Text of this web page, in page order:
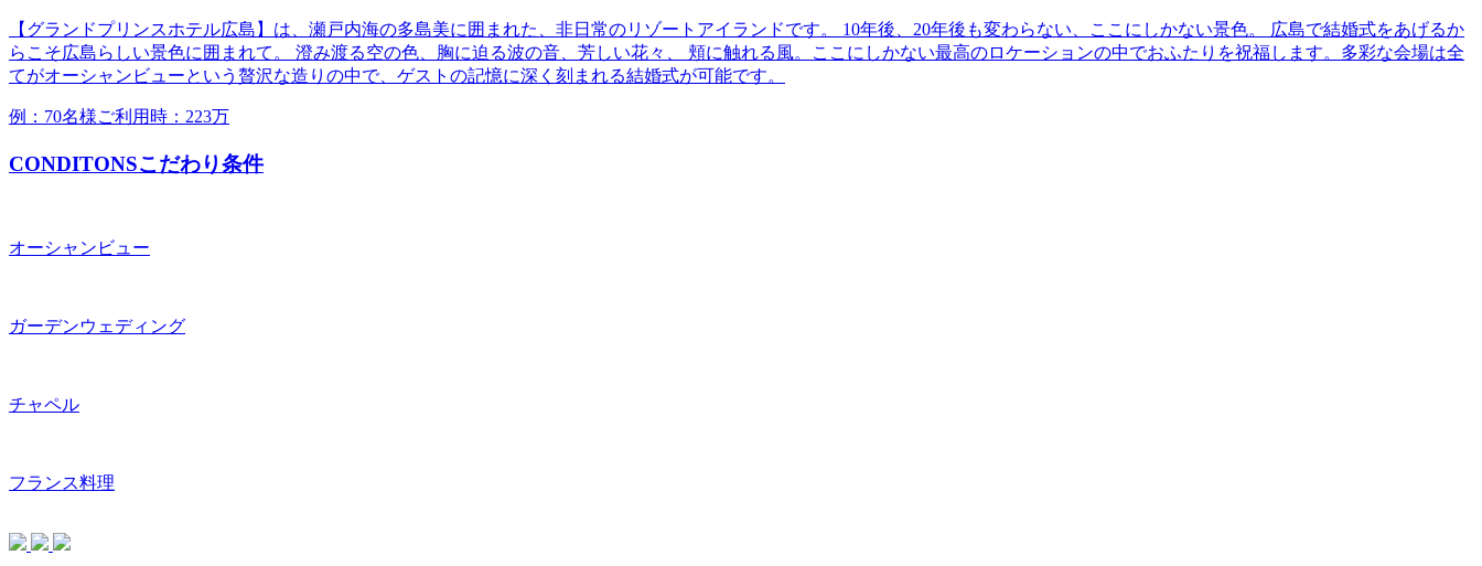
【グランドプリンスホテル広島】は、瀬戸内海の多島美に囲まれた、非日常のリゾートアイランドです。 10年後、20年後も変わらない、ここにしかない景色。 広島で結婚式をあげるか
らこそ広島らしい景色に囲まれて。 澄み渡る空の色、胸に迫る波の音、芳しい花々、 頬に触れる風。ここにしかない最高のロケーションの中でおふたりを祝福します。多彩な会場は全
てがオーシャンビューという贅沢な造りの中で、ゲストの記憶に深く刻まれる結婚式が可能です。
例：70名様ご利用時：223万
CONDITONSこだわり条件
オーシャンビュー
ガーデンウェディング
チャペル
フランス料理